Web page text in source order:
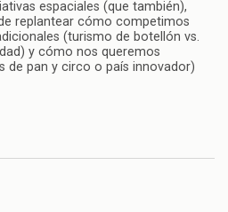
espaciales (que también),
replantear cómo competimos
(turismo de botellón vs.
y cómo nos queremos
de pan y circo o país innovador)